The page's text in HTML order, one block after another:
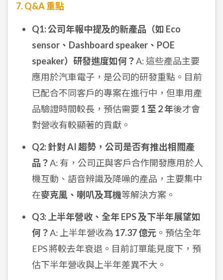
7. Q&A 重點
Q1: 公司年報中提及的新產品（如 Eco
sensor、Dashboard speaker、POE
speaker）研發進度如何？A: 這些產品主要
應用於汽車電子，是公司的研發重點。目前
已配合不同客戶的專案在進行中，但車用產
品驗證時間較長，預估需要 1 至 2 年後才會
對營收有較顯著的貢獻。
Q2: 針對 AI 趨勢，公司是否有推出相關產
品？A: 有，公司正與客戶合作開發應用於人
機互動、語音辨識及降噪的產品，主要集中
在麥克風、喇叭及耳機等解決方案。
Q3: 上半年營收、全年 EPS 及下半年展望如
何？A: 上半年營收為 17.37 億元 。預估全年
EPS 將較去年衰退。目前訂單能見度下，預
估下半年營收與上半年差異不大。